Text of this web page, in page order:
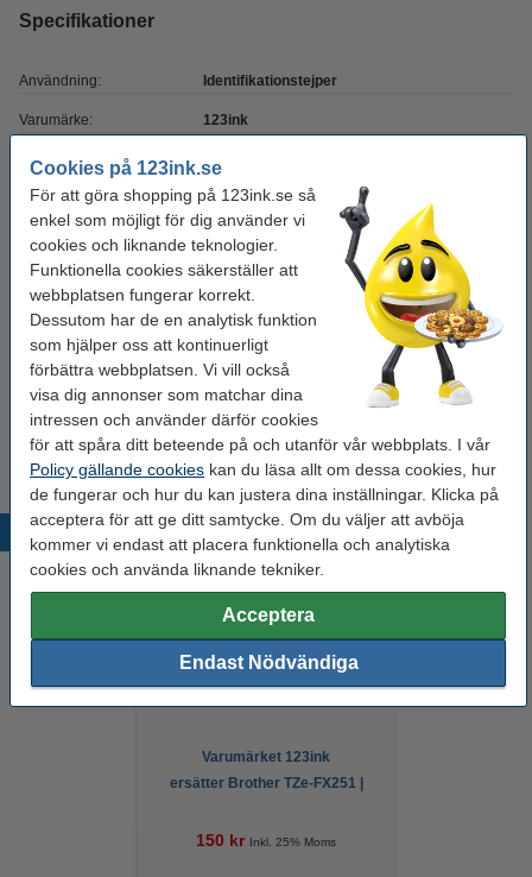
Cookies på 123ink.se
För att göra shopping på 123ink.se så
enkel som möjligt för dig använder vi
cookies och liknande teknologier.
Funktionella cookies säkerställer att
webbplatsen fungerar korrekt.
Dessutom har de en analytisk funktion
som hjälper oss att kontinuerligt
förbättra webbplatsen. Vi vill också
visa dig annonser som matchar dina
intressen och använder därför cookies
för att spåra ditt beteende på och utanför vår webbplats. I vår
Policy gällande cookies kan du läsa allt om dessa cookies, hur
de fungerar och hur du kan justera dina inställningar. Klicka på
acceptera för att ge ditt samtycke. Om du väljer att avböja
kommer vi endast att placera funktionella och analytiska
cookies och använda liknande tekniker.
Acceptera
Endast Nödvändiga
Specifikationer
Användning: Identifikationstejper
Varumärke: 123ink
Sort:
Märkbandsfärg: gul
Textfärg: svart
Tejpbredd: 36 mm
Tejplängd: 8 meter
Nummer: TZe-FX661
Tips
Vi råder er att beställa denna produkt istället för originalprodukten!
Populära produkter
Varumärket 123ink
ersätter Brother TZe-FX251 |
märkband | 24mm x 8m
150 kr Inkl. 25% Moms